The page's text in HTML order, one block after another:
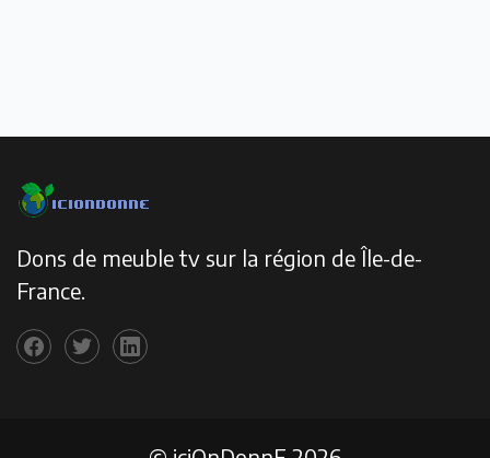
Dons de meuble tv sur la région de Île-de-
France.